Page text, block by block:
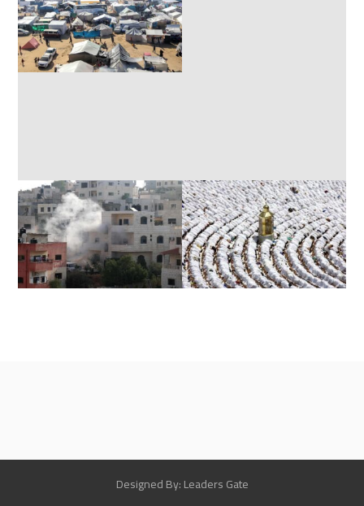
Designed By: Leaders Gate